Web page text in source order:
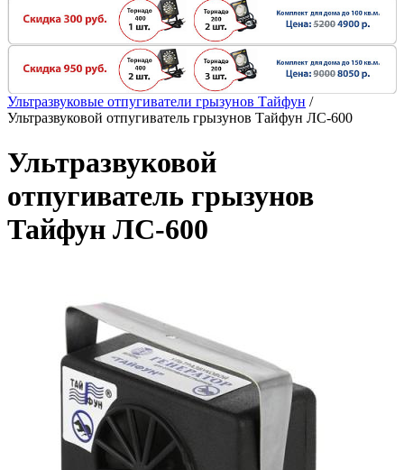
Ультразвуковые отпугиватели грызунов Тайфун /
Ультразвуковой отпугиватель грызунов Тайфун ЛС-600
Ультразвуковой
отпугиватель грызунов
Тайфун ЛС-600